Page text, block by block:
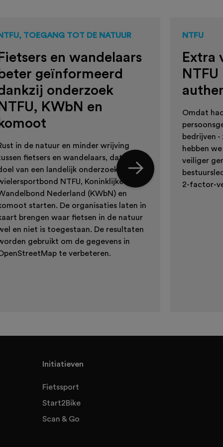
TOEGANG TOT DE NATUUR
en wandelaars
geïnformeerd
onderzoek
KWbN en
in de natuur en minder wrijving
fietsers en wandelaars, dat is het
van een landelijk onderzoek dat
NTFU, Koninklijke
Nederland (KWbN) en
starten. De organisaties laten in
brengen waar fietsen in de natuur
en niet is toegestaan. De resultaten
gebruikt om de gegevens in
te verbeteren.
NTFU
Extra
Omdat
bedrijven -
hebben
veiliger
2-factor-
Initiatieven
Fietssport
Start2Bike
Scan & Go